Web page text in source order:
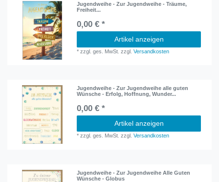
Jugendweihe - Zur Jugendweihe - Träume,
Freiheit...
0,00 € *
Artikel anzeigen
*zzgl. ges. MwSt. zzgl.Versandkosten
Jugendweihe - Zur Jugendweihe alle guten
Wünsche - Erfolg, Hoffnung, Wunder...
0,00 € *
Artikel anzeigen
*zzgl. ges. MwSt. zzgl.Versandkosten
Jugendweihe - Zur Jugendweihe Alle Guten
Wünsche - Globus